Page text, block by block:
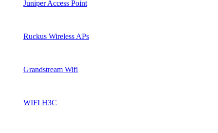
Juniper Access Point
Ruckus Wireless APs
Grandstream Wifi
WIFI H3C